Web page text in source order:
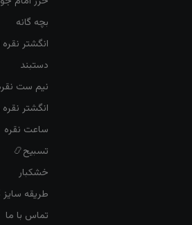
بچه گانه
انگشتر
دستبند
نیم ست
انگشتر
ساعت نقره
تسبیح📿
خشکبار
طریقه سایز
تماس با ما